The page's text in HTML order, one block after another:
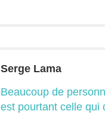
Serge Lama
Beaucoup de
est pourtant celle qui